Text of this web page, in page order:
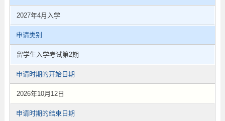
2027年4月入学
申请类别
留学生入学考试第2期
申请时期的开始日期
2026年10月12日
申请时期的结束日期